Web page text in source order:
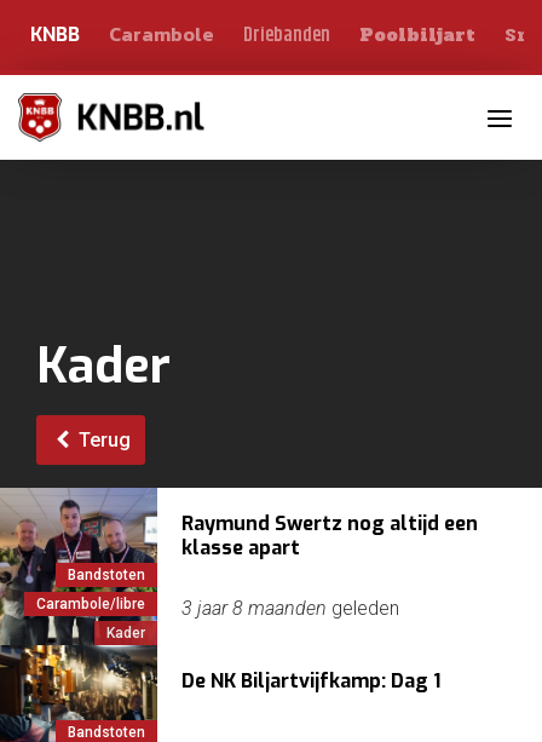
KNBB Carambole Driebanden Poolbiljart
Kader
Terug
Bandstoten
Carambole/libre
Kader
Raymund Swertz nog altijd een
klasse apart
3 jaar 8 maanden geleden
Bandstoten
De NK Biljartvijfkamp: Dag 1